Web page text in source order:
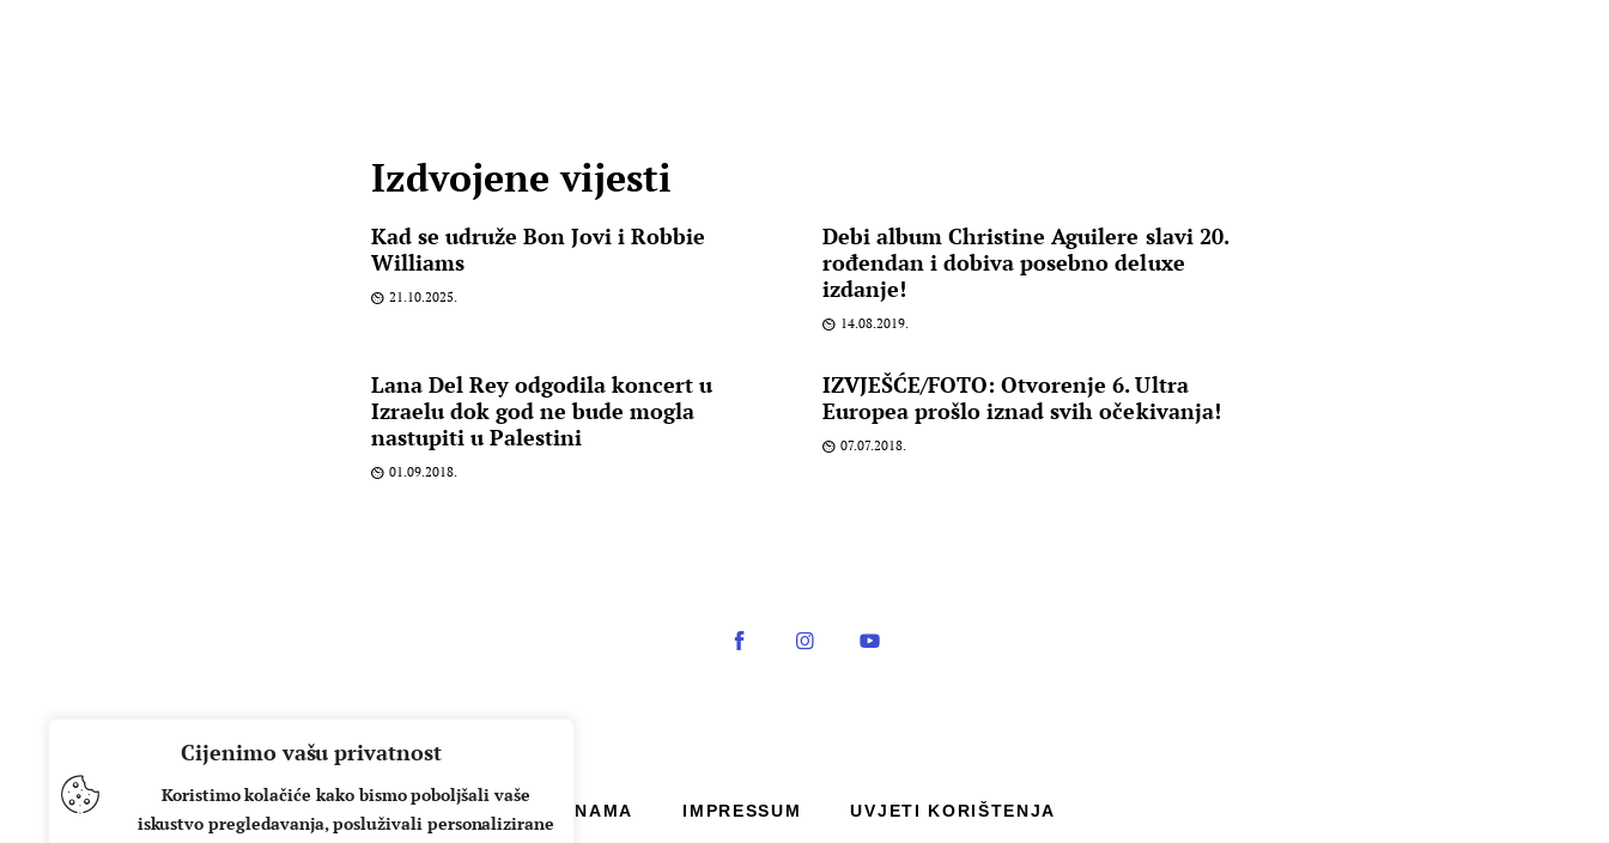
Cijenimo vašu privatnost
Koristimo kolačiće kako bismo poboljšali vaše
iskustvo pregledavanja, posluživali personalizirane
Izdvojene vijesti
Kad se udruže Bon Jovi i Robbie
Williams
21.10.2025.
Debi album Christine Aguilere slavi 20.
rođendan i dobiva posebno deluxe
izdanje!
14.08.2019.
Lana Del Rey odgodila koncert u
Izraelu dok god ne bude mogla
nastupiti u Palestini
01.09.2018.
IZVJEŠĆE/FOTO: Otvorenje 6. Ultra
Europea prošlo iznad svih očekivanja!
07.07.2018.
O NAMA IMPRESSUM UVJETI KORIŠTENJA